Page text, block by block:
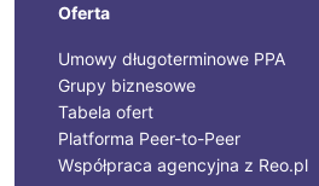
Oferta
Umowy długoterminowe PPA
Grupy biznesowe
Tabela ofert
Platforma Peer-to-Peer
Współpraca agencyjna z Reo.pl